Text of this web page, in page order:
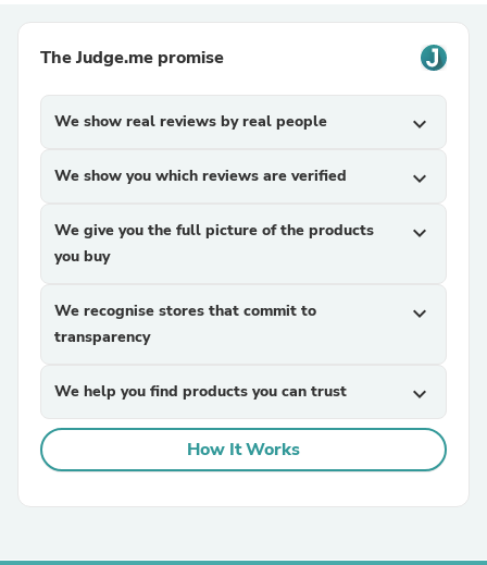
The Judge.me promise
We show real reviews by real people expand_more
We show you which reviews are verified expand_more
We give you the full picture of the products
you buy
expand_more
We recognise stores that commit to
transparency
expand_more
We help you find products you can trust expand_more
How It Works